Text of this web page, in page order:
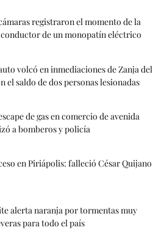
registraron el momento de la
de un monopatín eléctrico
volcó en inmediaciones de Zanja del
el saldo de dos personas lesionadas
de gas en comercio de avenida
a bomberos y policía
en Piriápolis: falleció César Quijano
alerta naranja por tormentas muy
para todo el país